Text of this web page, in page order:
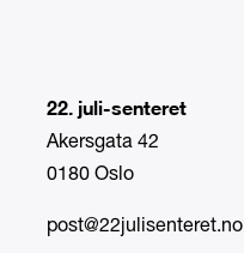
22. juli-senteret
Akersgata 42
0180 Oslo
post@22julisenteret.no